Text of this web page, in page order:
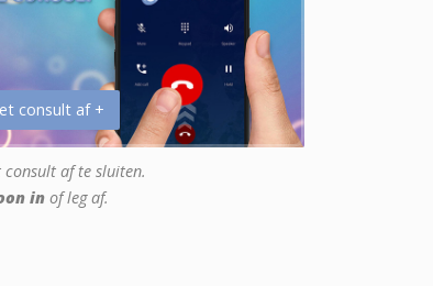
consult af +
consult af te sluiten.
in of leg af.